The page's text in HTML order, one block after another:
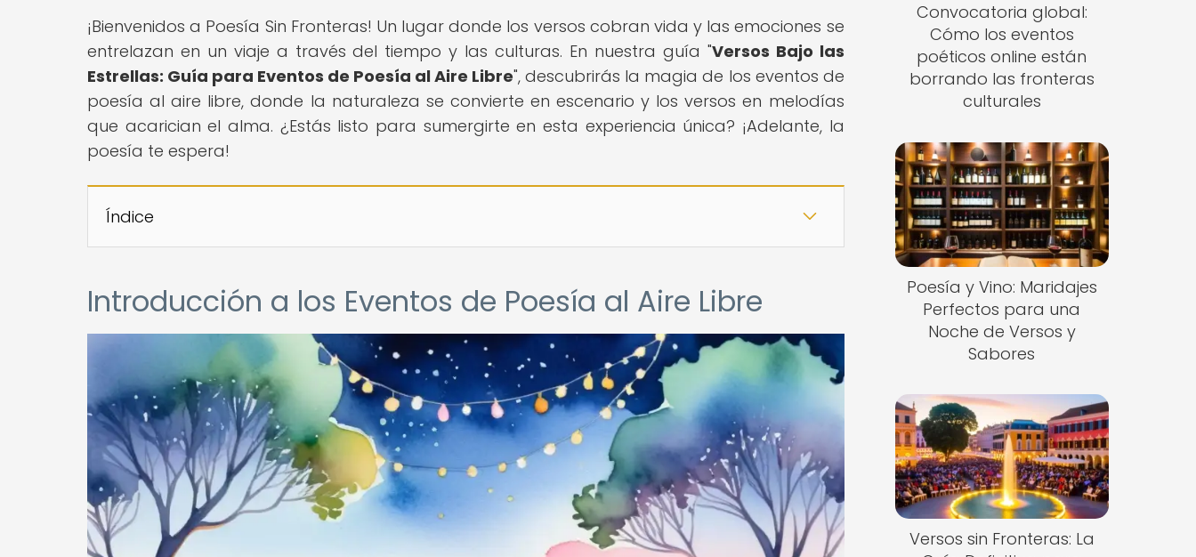
¡Bienvenidos a Poesía Sin Fronteras! Un lugar donde los versos cobran vida y las emociones se
entrelazan en un viaje a través del tiempo y las culturas. En nuestra guía "Versos Bajo las
Estrellas: Guía para Eventos de Poesía al Aire Libre", descubrirás la magia de los eventos de
poesía al aire libre, donde la naturaleza se convierte en escenario y los versos en melodías
que acarician el alma. ¿Estás listo para sumergirte en esta experiencia única? ¡Adelante, la
poesía te espera!
Índice
Introducción a los Eventos de Poesía al Aire Libre
Convocatoria global:
Cómo los eventos
poéticos online están
borrando las fronteras
culturales
Poesía y Vino: Maridajes
Perfectos para una
Noche de Versos y
Sabores
Versos sin Fronteras: La